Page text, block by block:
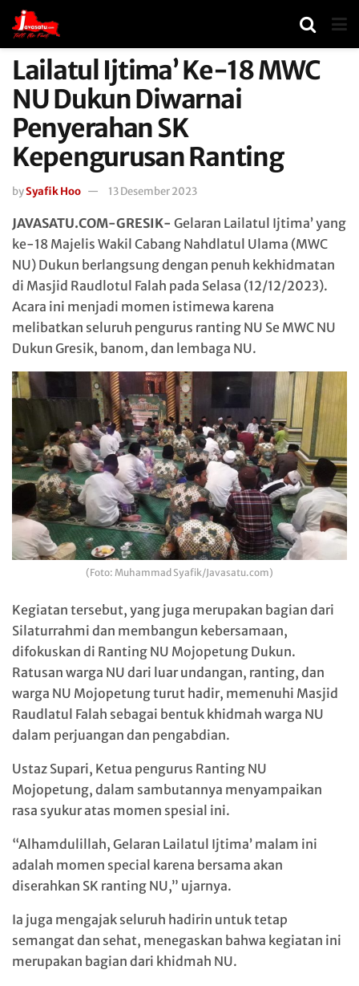
Lailatul Ijtima’ Ke-18 MWC
NU Dukun Diwarnai
Penyerahan SK
Kepengurusan Ranting
bySyafik Hoo 13 Desember 2023
JAVASATU.COM-GRESIK- Gelaran Lailatul Ijtima’ yang
ke-18 Majelis Wakil Cabang Nahdlatul Ulama (MWC
NU) Dukun berlangsung dengan penuh kekhidmatan
di Masjid Raudlotul Falah pada Selasa (12/12/2023).
Acara ini menjadi momen istimewa karena
melibatkan seluruh pengurus ranting NU Se MWC NU
Dukun Gresik, banom, dan lembaga NU.
(Foto: Muhammad Syafik/Javasatu.com)
Kegiatan tersebut, yang juga merupakan bagian dari
Silaturrahmi dan membangun kebersamaan,
difokuskan di Ranting NU Mojopetung Dukun.
Ratusan warga NU dari luar undangan, ranting, dan
warga NU Mojopetung turut hadir, memenuhi Masjid
Raudlatul Falah sebagai bentuk khidmah warga NU
dalam perjuangan dan pengabdian.
Ustaz Supari, Ketua pengurus Ranting NU
Mojopetung, dalam sambutannya menyampaikan
rasa syukur atas momen spesial ini.
“Alhamdulillah, Gelaran Lailatul Ijtima’ malam ini
adalah momen special karena bersama akan
diserahkan SK ranting NU,” ujarnya.
Ia juga mengajak seluruh hadirin untuk tetap
semangat dan sehat, menegaskan bahwa kegiatan ini
merupakan bagian dari khidmah NU.